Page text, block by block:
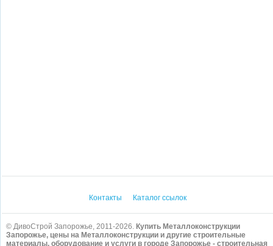
Контакты Каталог ссылок
© ДивоСтрой Запорожье, 2011-2026. Купить Металлоконструкции
Запорожье, цены на Металлоконструкции и другие строительные
материалы, оборудование и услуги в городе Запорожье - строительная